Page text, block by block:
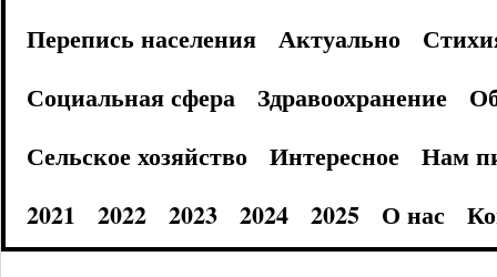
Перепись населения
Актуально
Социальная сфера
Здравоохранение
Сельское хозяйство
Интересное
Нам
2021
2022 2023 2024 2025 О нас